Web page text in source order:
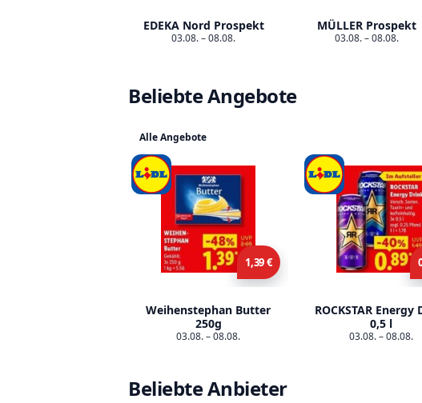
EDEKA Nord Prospekt
03.08. – 08.08.
MÜLLER Prospekt
03.08. – 08.08.
Beliebte Angebote
Alle Angebote
1,39 €
Weihenstephan Butter
250g
03.08. – 08.08.
ROCKSTAR Energy
0,5 l
03.08. – 08.08.
Beliebte Anbieter